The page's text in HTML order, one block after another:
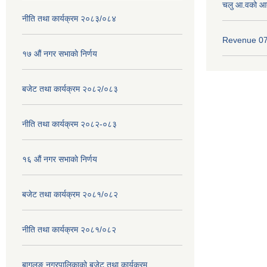
नीति तथा कार्यक्रम २०८३/०८४
१७ ‌‍औं नगर सभाकाे निर्णय
बजेट तथा कार्यक्रम २०८२/०८३
नीति तथा कार्यक्रम २०८२-०८३
१६ ‌औं नगर सभाकाे निर्णय
बजेट तथा कार्यक्रम २०८१/०८२
नीति तथा कार्यक्रम २०८१/०८२
बागलुङ नगरपालिकाको बजेट तथा कार्यक्रम
चलु आ.वको
Revenue